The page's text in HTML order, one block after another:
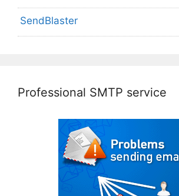
SendBlaster
Professional SMTP service